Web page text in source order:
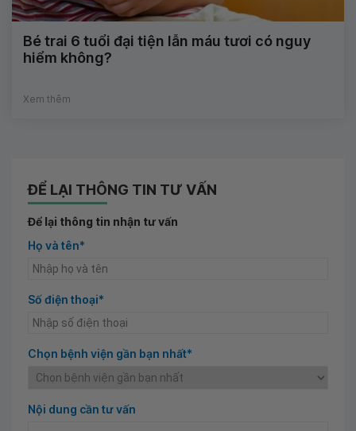
Bé trai 6 tuổi đại tiện lẫn máu tươi có nguy
hiểm không?
Xem thêm
ĐỂ LẠI THÔNG TIN TƯ VẤN
Để lại thông tin nhận tư vấn
Họ và tên*
Số điện thoại*
Chọn bệnh viện gần bạn nhất*
Nội dung cần tư vấn